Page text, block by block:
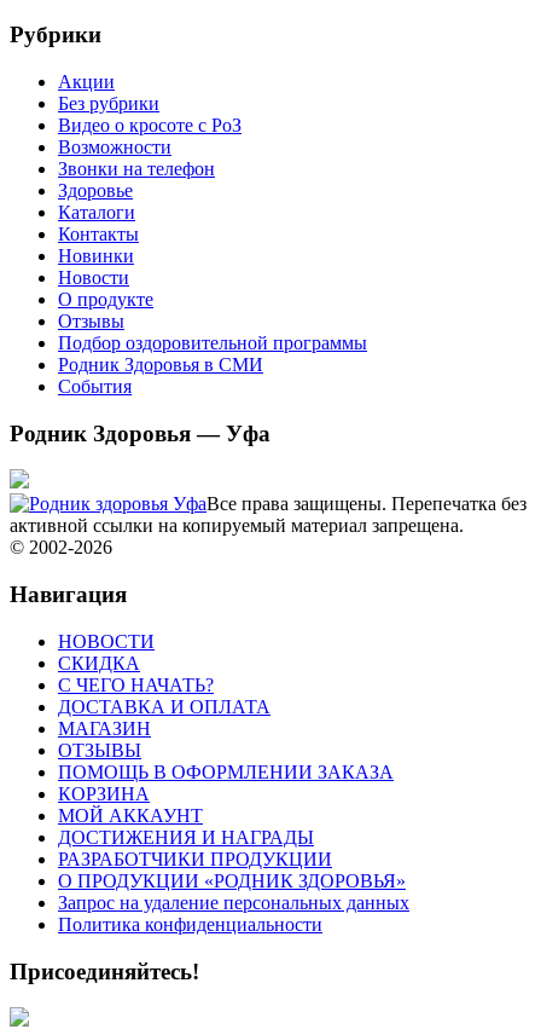
Рубрики
Акции
Без рубрики
Видео о кросоте с РоЗ
Возможности
Звонки на телефон
Здоровье
Каталоги
Контакты
Новинки
Новости
О продукте
Отзывы
Подбор оздоровительной программы
Родник Здоровья в СМИ
События
Родник Здоровья — Уфа
Все права защищены. Перепечатка без
активной ссылки на копируемый материал запрещена.
© 2002-2026
Навигация
НОВОСТИ
СКИДКА
C ЧЕГО НАЧАТЬ?
ДОСТАВКА И ОПЛАТА
МАГАЗИН
ОТЗЫВЫ
ПОМОЩЬ В ОФОРМЛЕНИИ ЗАКАЗА
КОРЗИНА
МОЙ АККАУНТ
ДОСТИЖЕНИЯ И НАГРАДЫ
РАЗРАБОТЧИКИ ПРОДУКЦИИ
О ПРОДУКЦИИ «РОДНИК ЗДОРОВЬЯ»
Запрос на удаление персональных данных
Политика конфиденциальности
Присоединяйтесь!